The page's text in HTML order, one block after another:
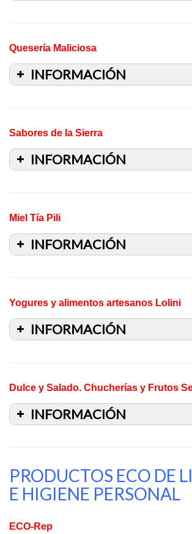
Quesería Maliciosa
INFORMACIÓN
Sabores de la Sierra
INFORMACIÓN
Miel Tía Pili
INFORMACIÓN
Yogures y alimentos artesanos Lolini
INFORMACIÓN
Dulce y Salado. Chucherías y Frutos
INFORMACIÓN
PRODUCTOS ECO DE
E HIGIENE PERSONAL
ECO-Rep